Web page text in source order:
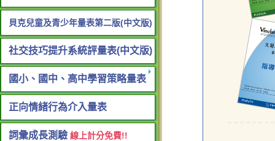
貝克兒童及青少年量表第二版(中文版)
社交技巧提升系統評量表(中文版)
國小、國中、高中學習策略量表
正向情緒行為介入量表
詞彙成長測驗 線上計分免費!!